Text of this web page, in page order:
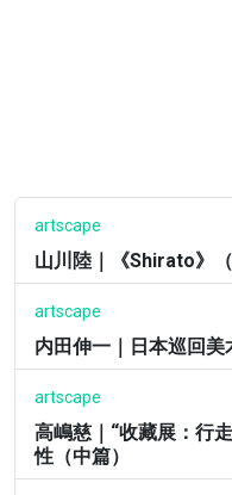
artscape
山川陸｜《Shirato》（
artscape
内田伸一｜日本巡回美
artscape
高嶋慈｜“收藏展：行
性（中篇）